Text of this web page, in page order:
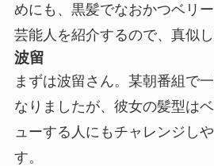
めにも、黒髪でなおかつベリ
芸能人を紹介するので、真似
波留
まずは波留さん。某朝番組で
なりましたが、彼女の髪型は
ューする人にもチャレンジし
す。